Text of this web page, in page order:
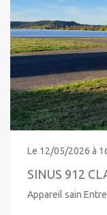
Le 12/05/2026 à
SINUS 912
Appareil sain